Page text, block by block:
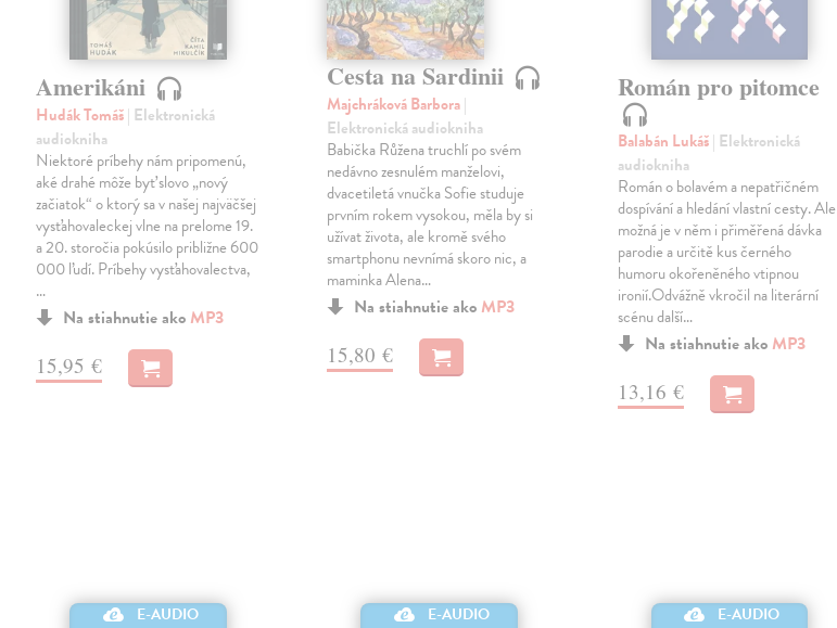
Amerikáni
Hudák Tomáš| Elektronická
audiokniha
Niektoré príbehy nám pripomenú,
aké drahé môže byť slovo „nový
začiatok“ o ktorý sa v našej najväčšej
vysťahovaleckej vlne na prelome 19.
a 20. storočia pokúsilo približne 600
000 ľudí. Príbehy vysťahovalectva,
…
Na stiahnutie ako MP3
15,95 €
Cesta na Sardinii
Majchráková Barbora|
Elektronická audiokniha
Babička Růžena truchlí po svém
nedávno zesnulém manželovi,
dvacetiletá vnučka Sofie studuje
prvním rokem vysokou, měla by si
užívat života, ale kromě svého
smartphonu nevnímá skoro nic, a
maminka Alena…
Na stiahnutie ako MP3
15,80 €
Román pro pitomce
Balabán Lukáš| Elektronická
audiokniha
Román o bolavém a nepatřičném
dospívání a hledání vlastní cesty. Ale
možná je v něm i přiměřená dávka
parodie a určitě kus černého
humoru okořeněného vtipnou
ironií.Odvážně vkročil na literární
scénu další…
Na stiahnutie ako MP3
13,16 €
E-AUDIO E-AUDIO E-AUDIO